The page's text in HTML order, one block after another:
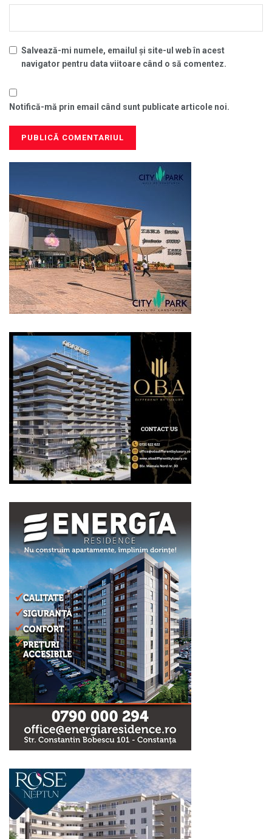
Salvează-mi numele, emailul și site-ul web în acest
navigator pentru data viitoare când o să comentez.
Notifică-mă prin email când sunt publicate articole noi.